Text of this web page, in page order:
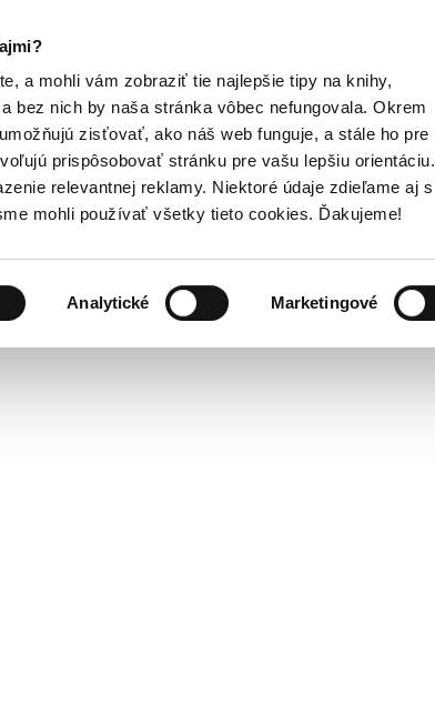
a mohli vám zobraziť tie najlepšie tipy na knihy,
bez nich by naša stránka vôbec nefungovala. Okrem
zisťovať, ako náš web funguje, a stále ho pre
prispôsobovať stránku pre vašu lepšiu orientáciu.
relevantnej reklamy. Niektoré údaje zdieľame aj s
mohli používať všetky tieto cookies. Ďakujeme!
Analytické Marketingové